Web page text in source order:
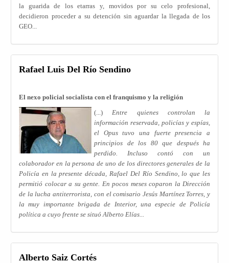
la guarida de los etarras y, movidos por su celo profesional,
decidieron proceder a su detención sin aguardar la llegada de los
GEO...
Rafael Luis Del Río Sendino
El nexo policial socialista con el franquismo y la religión
(...) Entre quienes controlan la
información reservada, policías y espías,
el Opus tuvo una fuerte presencia a
principios de los 80 que después ha
perdido. Incluso contó con un
colaborador en la persona de uno de los directores generales de la
Policía en la presente década, Rafael Del Río Sendino, lo que les
permitió colocar a su gente. En pocos meses coparon la Dirección
de la lucha antiterrorista, con el comisario Jesús Martínez Torres, y
la muy importante brigada de Interior, una especie de Policía
política a cuyo frente se situó Alberto Elías...
Alberto Saiz Cortés